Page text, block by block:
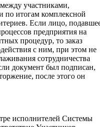
участниками,
по итогам комплексной
Если лицо,
предприятия на
процедур, то заказ
с ним, при этом не
сотрудничества
документ был подписан,
после этого он
исполнителей Системы